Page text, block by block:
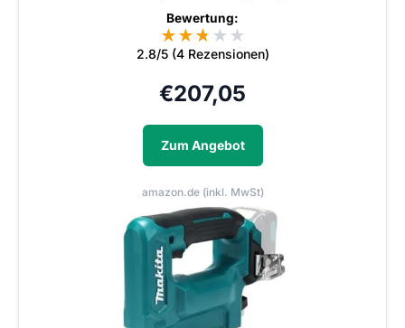
Bewertung:
★★★
★ ★ ★
2.8/5 (4 Rezensionen)
€207,05
Zum Angebot
amazon.de (inkl. MwSt)